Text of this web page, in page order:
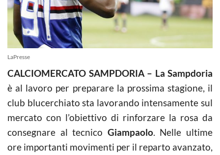
LaPresse
CALCIOMERCATO SAMPDORIA – La Sampdoria
è al lavoro per preparare la prossima stagione, il
club blucerchiato sta lavorando intensamente sul
mercato con l’obiettivo di rinforzare la rosa da
consegnare al tecnico Giampaolo. Nelle ultime
ore importanti movimenti per il reparto avanzato,